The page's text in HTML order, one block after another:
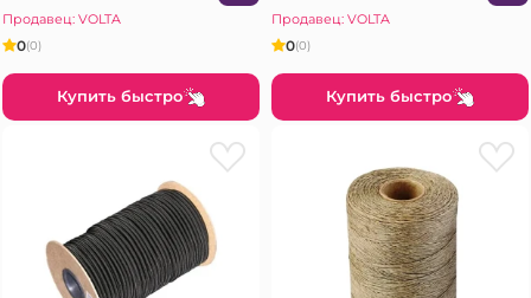
Продавец: VOLTA
0(0)
Купить быстро
Продавец: VOLTA
0(0)
Купить быстро